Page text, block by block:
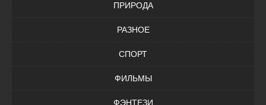
ПРИРОДА
РАЗНОЕ
СПОРТ
ФИЛЬМЫ
ФЭНТЕЗИ